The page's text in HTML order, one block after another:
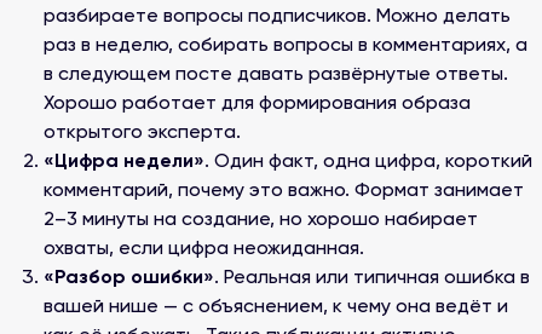
разбираете вопросы подписчиков. Можно делать
раз в неделю, собирать вопросы в комментариях, а
в следующем посте давать развёрнутые ответы.
Хорошо работает для формирования образа
открытого эксперта.
«Цифра недели». Один факт, одна цифра, короткий
комментарий, почему это важно. Формат занимает
2–3 минуты на создание, но хорошо набирает
охваты, если цифра неожиданная.
«Разбор ошибки». Реальная или типичная ошибка в
вашей нише — с объяснением, к чему она ведёт и